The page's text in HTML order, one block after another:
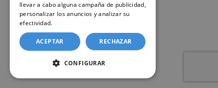
llevar a cabo alguna campaña de publicidad,
personalizar los anuncios y analizar su
efectividad.
ACEPTAR RECHAZAR
CONFIGURAR